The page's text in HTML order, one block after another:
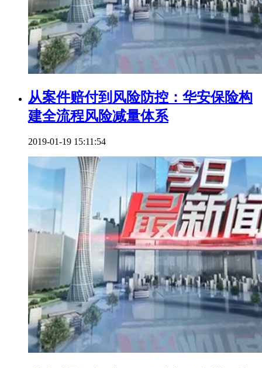
从案件赔付到风险防控：华安保险构
建全流程风险减量体系
2019-01-19 15:11:54